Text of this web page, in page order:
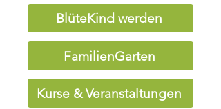
BlüteKind werden
FamilienGarten
Kurse & Veranstaltungen